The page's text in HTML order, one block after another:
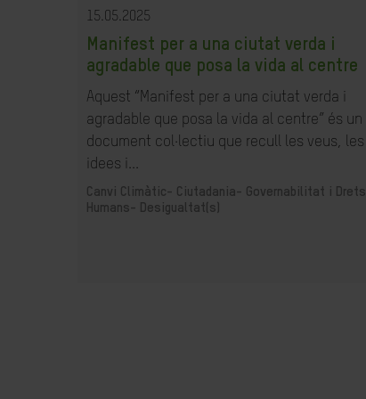
15.05.2025
Manifest per a una ciutat verda i
agradable que posa la vida al centre
Aquest “Manifest per a una ciutat verda i
agradable que posa la vida al centre” és un
document col·lectiu que recull les veus, les
idees i...
Canvi Climàtic- Ciutadania- Governabilitat i Drets
Humans- Desigualtat(s)